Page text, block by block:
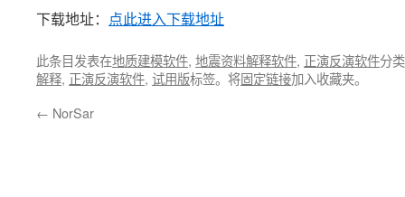
下载地址： 点此进入下载地址
此条目发表在地质建模软件, 地震资料解释软件, 正演反演软件分
解释, 正演反演软件, 试用版标签。将固定链接加入收藏夹。
← NorSar